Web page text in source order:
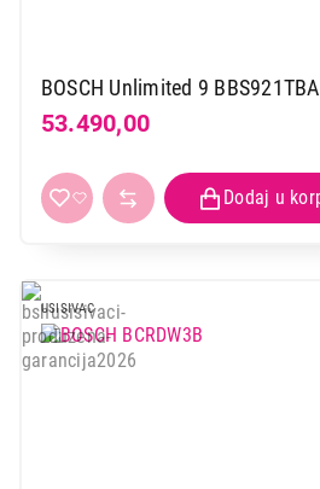
BOSCH Unlimited 9 BBS921TBA
53.490,00
USISIVAC